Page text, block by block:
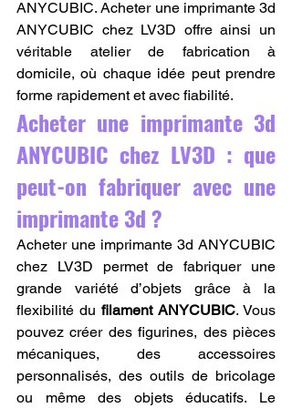
ANYCUBIC. Acheter une imprimante 3d
ANYCUBIC chez LV3D offre ainsi un
véritable atelier de fabrication à
domicile, où chaque idée peut prendre
forme rapidement et avec fiabilité.
Acheter une imprimante 3d
ANYCUBIC chez LV3D : que
peut-on fabriquer avec une
imprimante 3d ?
Acheter une imprimante 3d ANYCUBIC
chez LV3D permet de fabriquer une
grande variété d’objets grâce à la
flexibilité du filament ANYCUBIC. Vous
pouvez créer des figurines, des pièces
mécaniques, des accessoires
personnalisés, des outils de bricolage
ou même des objets éducatifs. Le